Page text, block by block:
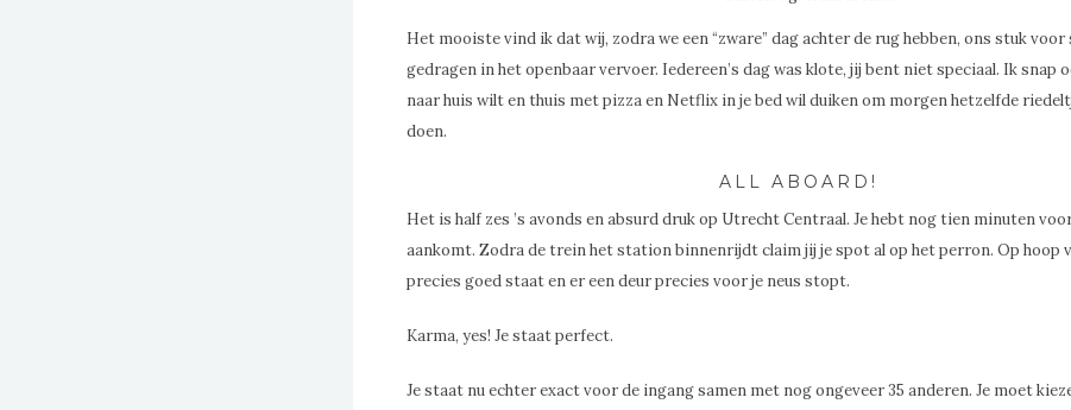
Het mooiste vind ik dat wij, zodra we een “zware” dag achter de rug hebben, ons stuk voor
gedragen in het openbaar vervoer. Iedereen’s dag was klote, jij bent niet speciaal. Ik snap
naar huis wilt en thuis met pizza en Netflix in je bed wil duiken om morgen hetzelfde
doen.
ALL ABOARD!
Het is half zes ’s avonds en absurd druk op Utrecht Centraal. Je hebt nog tien minuten
aankomt. Zodra de trein het station binnenrijdt claim jij je spot al op het perron. Op hoop
precies goed staat en er een deur precies voor je neus stopt.
Karma, yes! Je staat perfect.
Je staat nu echter exact voor de ingang samen met nog ongeveer 35 anderen. Je moet